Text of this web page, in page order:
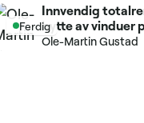
Ferdig
Innvendig
bytte av vinduer
Ole-Martin Gustad